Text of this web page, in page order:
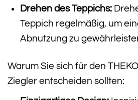
Drehen des Teppichs:
Teppich regelmäßig, um
Abnutzung zu
Warum Sie sich für den
Ziegler entscheiden sollten: